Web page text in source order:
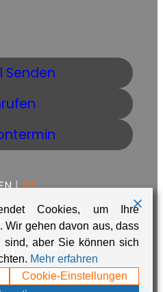
Senden
| DE
byAdaire
Cookies, um Ihre
Wir gehen davon aus, dass
sind, aber Sie können sich
Mehr erfahren
Cookie-Einstellungen